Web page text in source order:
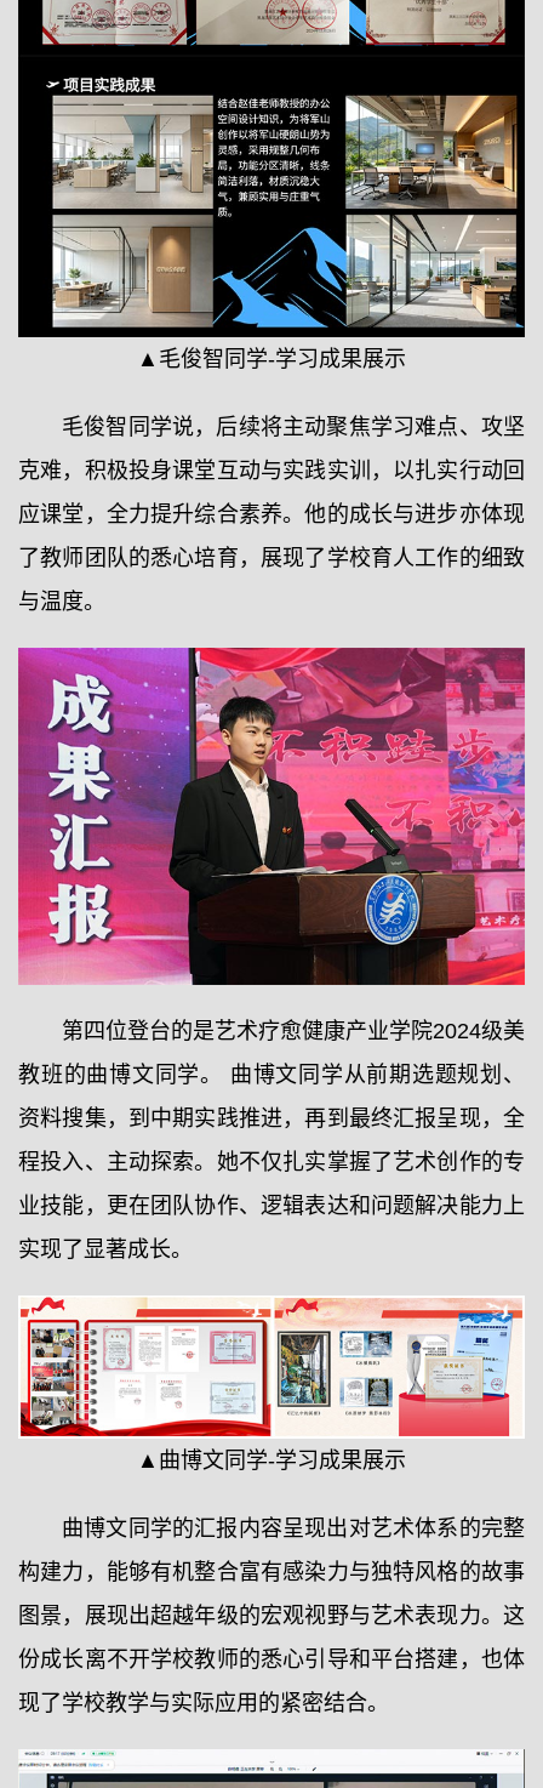
▲毛俊智同学-学习成果展示
毛俊智同学说，后续将主动聚焦学习难点、攻坚
克难，积极投身课堂互动与实践实训，以扎实行动回
应课堂，全力提升综合素养。他的成长与进步亦体现
了教师团队的悉心培育，展现了学校育人工作的细致
与温度。
第四位登台的是艺术疗愈健康产业学院2024级美
教班的曲博文同学。 曲博文同学从前期选题规划、
资料搜集，到中期实践推进，再到最终汇报呈现，全
程投入、主动探索。她不仅扎实掌握了艺术创作的专
业技能，更在团队协作、逻辑表达和问题解决能力上
实现了显著成长。
▲曲博文同学-学习成果展示
曲博文同学的汇报内容呈现出对艺术体系的完整
构建力，能够有机整合富有感染力与独特风格的故事
图景，展现出超越年级的宏观视野与艺术表现力。这
份成长离不开学校教师的悉心引导和平台搭建，也体
现了学校教学与实际应用的紧密结合。